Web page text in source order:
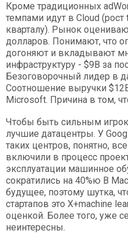
Кроме традиционных
темпами идут в Cloud
кварталу). Рынок
долларов. Понимают, что
догоняют и вкладывают
инфраструктуру - $9B за
Безоговорочный лидер в
Соотношение выручки
Microsoft. Причина в том,
Чтобы быть сильным
лучшие датацентры. У
таких центров, понятно,
включили в процесс
эксплуатации машинное
сократились на 40%ю В
будущее, поэтому шутка,
стартапов это X+machine
оценкой. Более того, уже
неинтересны.